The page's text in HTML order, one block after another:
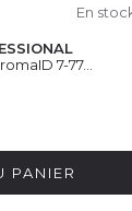
En
7-77...
PANIER